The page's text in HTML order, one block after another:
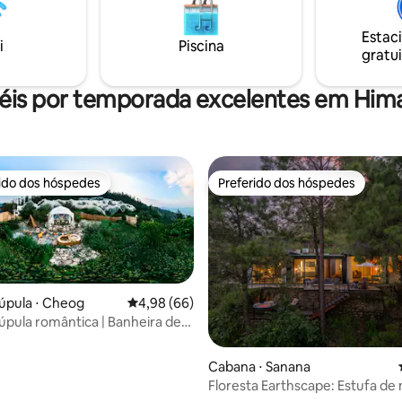
requintados florescem. Junte-
para abraçar a arte da vida
da exploração culinária.
refeições disponível mediante
Piscina
por temporada excelentes em
preferidos dos hóspedes
dos hóspedes
⋅ Cheog 4,98 de uma avaliação média de 5, 66
4,98 (66)
romântica | Banheira de
Preferido dos hóspedes
Preferido dos hóspedes
Cabana ⋅ Sanana
Floresta Earthscape: Estufa de